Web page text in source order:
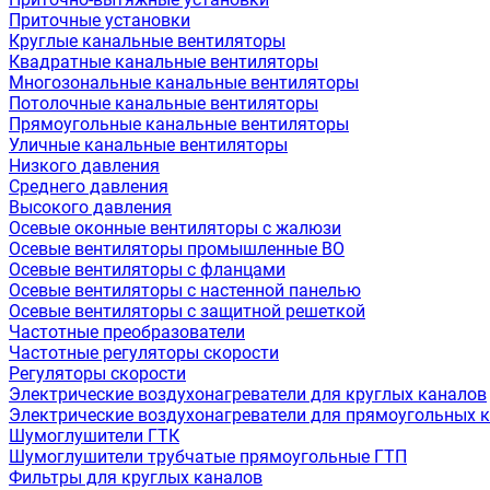
Приточные установки
Круглые канальные вентиляторы
Квадратные канальные вентиляторы
Многозональные канальные вентиляторы
Потолочные канальные вентиляторы
Прямоугольные канальные вентиляторы
Уличные канальные вентиляторы
Низкого давления
Среднего давления
Высокого давления
Осевые оконные вентиляторы с жалюзи
Осевые вентиляторы промышленные ВО
Осевые вентиляторы с фланцами
Осевые вентиляторы с настенной панелью
Осевые вентиляторы с защитной решеткой
Частотные преобразователи
Частотные регуляторы скорости
Регуляторы скорости
Электрические воздухонагреватели для круглых каналов
Электрические воздухонагреватели для прямоугольных
Шумоглушители ГТК
Шумоглушители трубчатые прямоугольные ГТП
Фильтры для круглых каналов